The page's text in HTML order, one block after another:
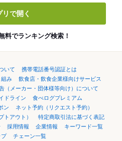
リで開く
料でランキング検索！
いて
携帯電話番号認証とは
み
飲食店・飲食企業様向けサービス
（メーカー・団体様等向け）について
ドライン
食べログプレミアム
ン
ネット予約（リクエスト予約）
トアウト）
特定商取引法に基づく表記
採用情報 企業情報
キーワード一覧
チェーン一覧